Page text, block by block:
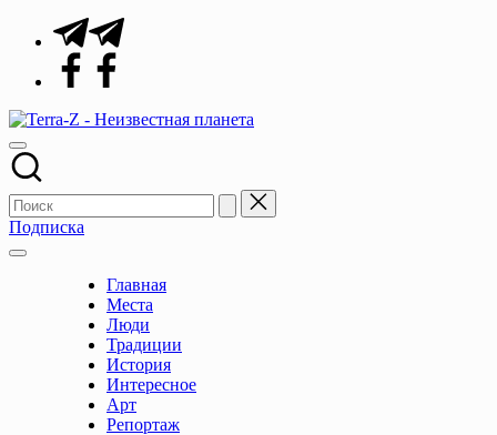
Перейти
содержимому
Telegram
Facebook
планета
Места,
традиции,
история,
события
Подписка
Главная
Места
Люди
Традиции
История
Интересное
Арт
Репортаж